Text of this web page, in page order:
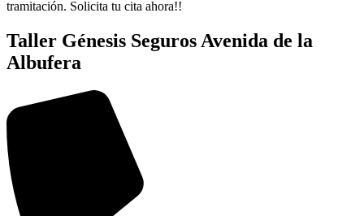
tramitación. Solicita tu cita ahora!!
Taller Génesis Seguros Avenida de la
Albufera